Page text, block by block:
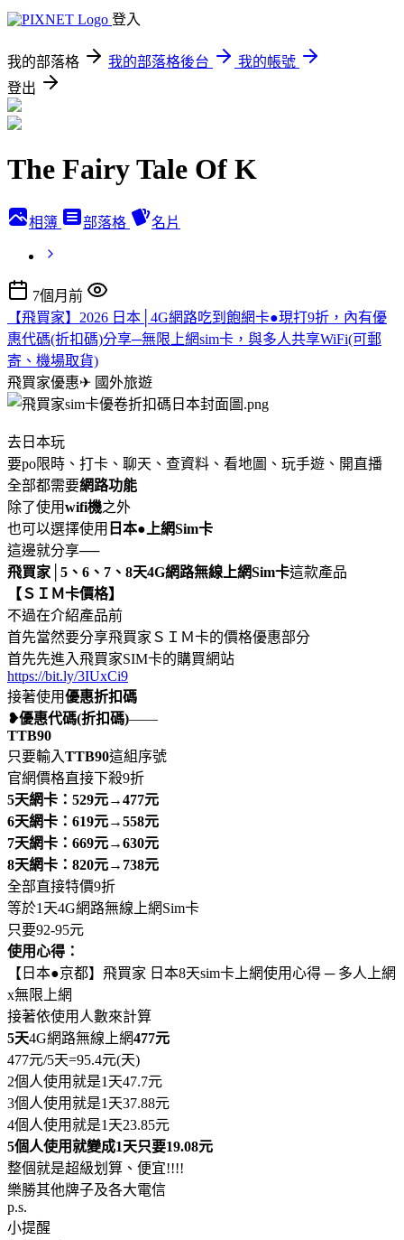
登入
我的部落格 我的部落格後台
我的帳號
登出
The Fairy Tale Of K
相簿 部落格 名片
7個月前
【飛買家】2026 日本│4G網路吃到飽網卡●現打9折，內有優
惠代碼(折扣碼)分享─無限上網sim卡，與多人共享WiFi(可郵
寄、機場取貨)
飛買家優惠✈ 國外旅遊
去日本玩
要po限時、打卡、聊天、查資料、看地圖、玩手遊、開直播
全部都需要網路功能
除了使用wifi機之外
也可以選擇使用 日本●上網Sim卡
這邊就分享──
飛買家│5、6、7、8天4G網路無線上網Sim卡這款產品
【ＳＩＭ卡價格】
不過在介紹產品前
首先當然要分享飛買家ＳＩＭ卡的價格優惠部分
首先先進入飛買家SIM卡的購買網站
https://bit.ly/3IUxCi9
接著使用優惠折扣碼
❥優惠代碼(折扣碼)——
TTB90
只要輸入TTB90這組序號
官網價格直接下殺9折
5天網卡：529元→477元
6天網卡：619元→558元
7天網卡：669元→630元
8天網卡：820元→738元
全部直接特價9折
等於1天4G網路無線上網Sim卡
只要92-95元
使用心得：
【日本●京都】飛買家 日本8天sim卡上網使用心得 ─ 多人上網
x無限上網
接著依使用人數來計算
5天4G網路無線上網477元
477元/5天=95.4元(天)
2個人使用就是1天47.7元
3個人使用就是1天37.88元
4個人使用就是1天23.85元
5個人使用就變成1天只要19.08元
整個就是超級划算、便宜!!!!
樂勝其他牌子及各大電信
p.s.
小提醒